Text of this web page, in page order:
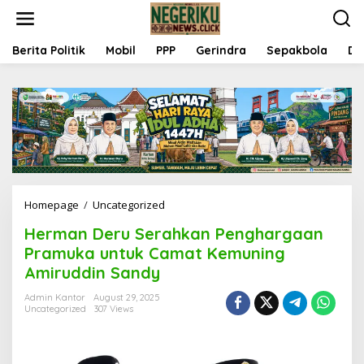
t
Berita Politik Mobil PPP Gerindra Sepakbola
Homepage / Uncategorized
r
m
a
Herman Deru Serahkan Penghargaan
Pramuka untuk Camat Kemuning
Amiruddin Sandy
Admin Kantor
August 29, 2025
Uncategorized
307 Views